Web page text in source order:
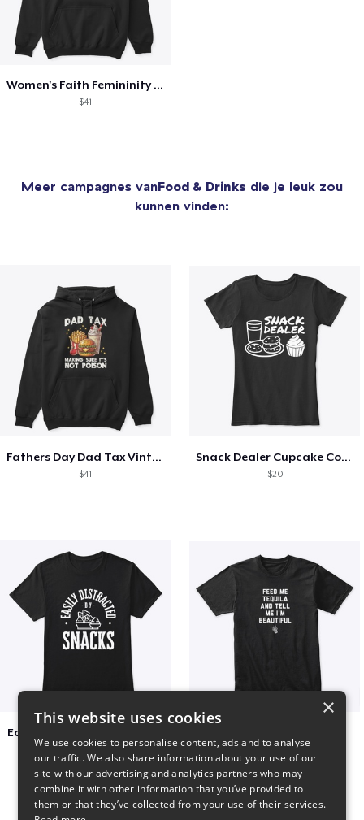
Women's Faith Femininity & Fitness Shirt
$41
Meer campagnes vanFood & Drinks die je leuk zou
kunnen vinden:
Fathers Day Dad Tax Vintage Papa T-Shirt
$41
Snack Dealer Cupcake Cookie and Milk
$20
Easily Distracted by Snacks
×
This website uses cookies
We use cookies to personalise content, ads and to analyse
our traffic. We also share information about your use of our
site with our advertising and analytics partners who may
combine it with other information that you’ve provided to
them or that they’ve collected from your use of their services.